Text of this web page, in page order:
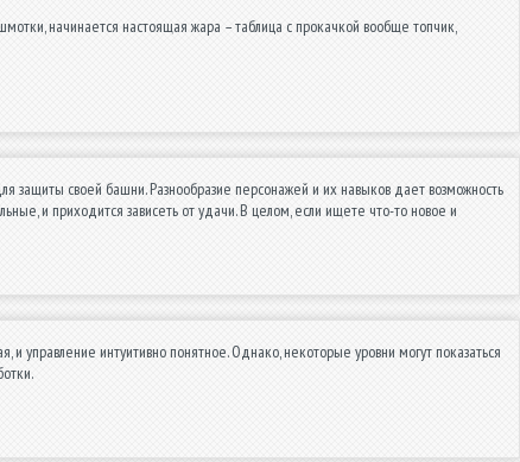
начинается настоящая жара – таблица с прокачкой вообще топчик,
защиты своей башни. Разнообразие персонажей и их навыков дает возможность
и приходится зависеть от удачи. В целом, если ищете что-то новое и
управление интуитивно понятное. Однако, некоторые уровни могут показаться